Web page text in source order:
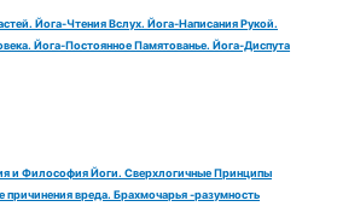
Йога-Чтения Вслух. Йога-Написания Рукой.
Йога-Постоянное Памятованье. Йога-Диспута
и Философия Йоги. Сверхлогичные Принципы
вреда. Брахмочарья -разумность